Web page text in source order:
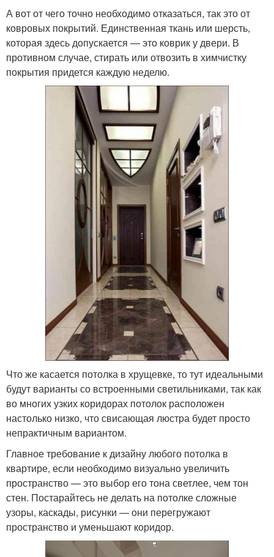
А вот от чего точно необходимо отказаться, так это от
ковровых покрытий. Единственная ткань или шерсть,
которая здесь допускается — это коврик у двери. В
противном случае, стирать или отвозить в химчистку
покрытия придется каждую неделю.
Что же касается потолка в хрущевке, то тут идеальными
будут варианты со встроенными светильниками, так как
во многих узких коридорах потолок расположен
настолько низко, что свисающая люстра будет просто
непрактичным вариантом.
Главное требование к дизайну любого потолка в
квартире, если необходимо визуально увеличить
пространство — это выбор его тона светлее, чем тон
стен. Постарайтесь не делать на потолке сложные
узоры, каскады, рисунки — они перегружают
пространство и уменьшают коридор.